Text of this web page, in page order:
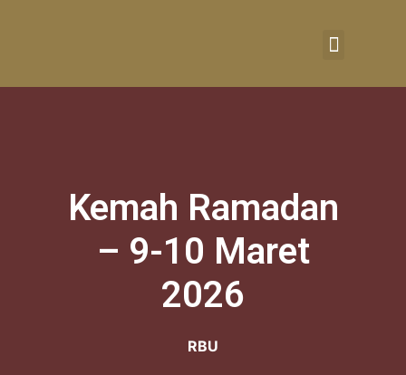
Kemah Ramadan
– 9-10 Maret
2026
RBU